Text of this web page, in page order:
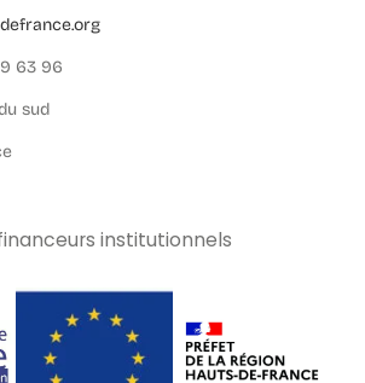
63 96
sud
institutionnels